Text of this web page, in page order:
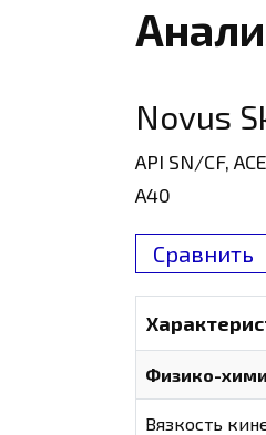
Novus
API SN/CF,
A40
Сравнить
Физико-
Вязкость